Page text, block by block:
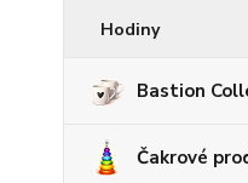
Hodiny
Bastion
Čakrové